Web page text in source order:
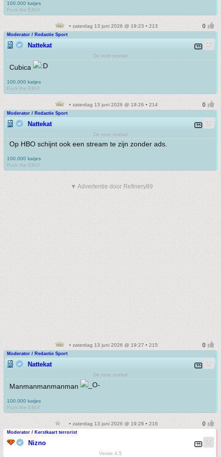
100.000 katjes
Fuck the EBU!
• zaterdag 13 juni 2026 @ 19:23 • 213
Moderator / Redactie Sport
Nattekat
De roze zeekat
Cubica
100.000 katjes
Fuck the EBU!
• zaterdag 13 juni 2026 @ 19:26 • 214
Moderator / Redactie Sport
Nattekat
De roze zeekat
Op HBO schijnt ook een stream te zijn zonder ads.
100.000 katjes
Fuck the EBU!
▼ Advertentie door Refinery89
• zaterdag 13 juni 2026 @ 19:27 • 215
Moderator / Redactie Sport
Nattekat
De roze zeekat
Manmanmanmanman
100.000 katjes
Fuck the EBU!
• zaterdag 13 juni 2026 @ 19:28 • 216
Moderator / Kerstkaart terrorist
Nizno
Versie 4.5